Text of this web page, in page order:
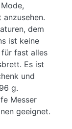
dem
ist keine
für fast alles
Es ist
und
g.
Messer
geeignet.